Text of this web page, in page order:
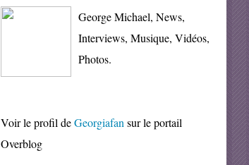
George Michael, News,
Interviews, Musique, Vidéos,
Photos.
Voir le profil deGeorgiafan sur le portail
Overblog